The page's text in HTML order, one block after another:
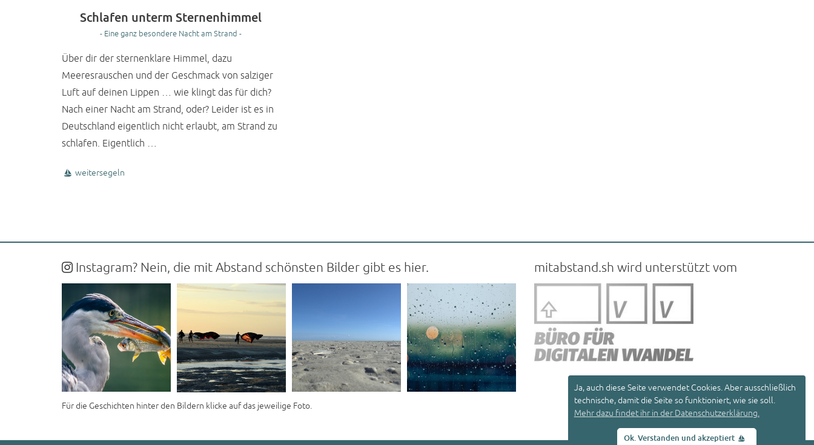
Ja, auch diese Seite verwendet Cookies. Aber ausschließlich
technische, damit die Seite so funktioniert, wie sie soll.
Mehr dazu findet ihr in der Datenschutzerklärung.
Ok. Verstanden und akzeptiert
Schlafen unterm Sternenhimmel
- Eine ganz besondere Nacht am Strand -
Über dir der sternenklare Himmel, dazu
Meeresrauschen und der Geschmack von salziger
Luft auf deinen Lippen … wie klingt das für dich?
Nach einer Nacht am Strand, oder? Leider ist es in
Deutschland eigentlich nicht erlaubt, am Strand zu
schlafen. Eigentlich …
weitersegeln
Instagram? Nein, die mit Abstand schönsten Bilder gibt es hier.
Für die Geschichten hinter den Bildern klicke auf das jeweilige Foto.
mitabstand.sh wird unterstützt vom